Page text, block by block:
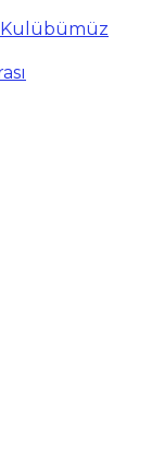
Kulübümüz